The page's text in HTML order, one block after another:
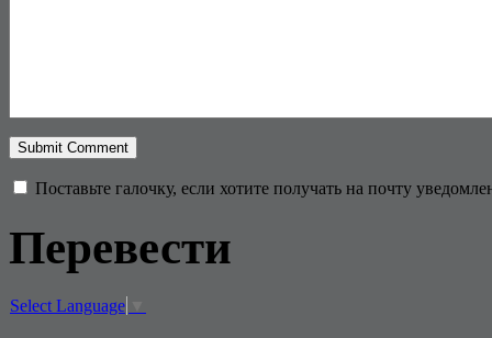
Поставьте галочку, если хотите получать на почту
Перевести
Select Language